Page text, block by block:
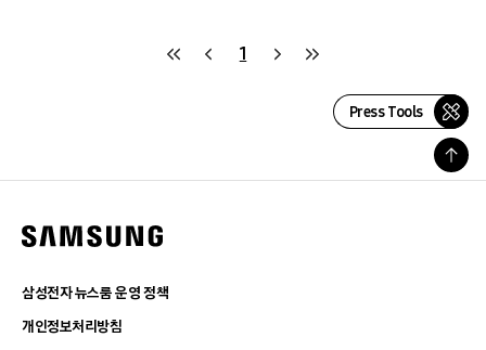
1
Press Tools
삼성전자 뉴스룸 운영 정책
개인정보처리방침